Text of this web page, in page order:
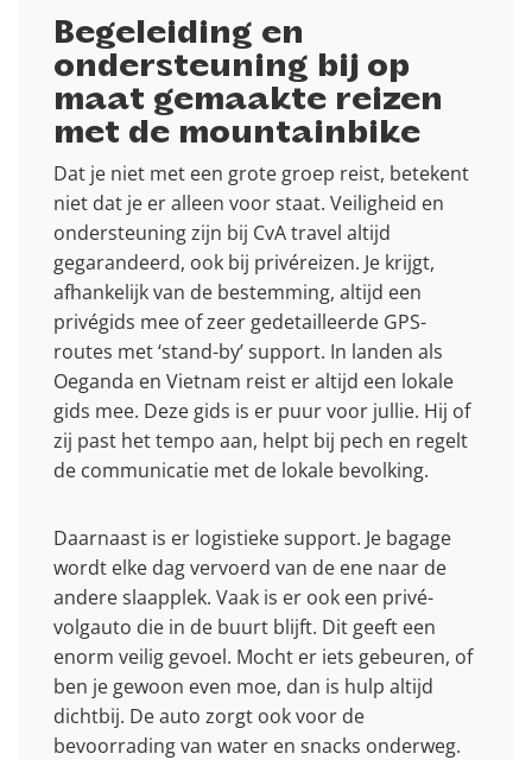
Begeleiding en
ondersteuning bij op
maat gemaakte reizen
met de mountainbike
Dat je niet met een grote groep reist, betekent
niet dat je er alleen voor staat. Veiligheid en
ondersteuning zijn bij CvA travel altijd
gegarandeerd, ook bij privéreizen. Je krijgt,
afhankelijk van de bestemming, altijd een
privégids mee of zeer gedetailleerde GPS-
routes met ‘stand-by’ support. In landen als
Oeganda en Vietnam reist er altijd een lokale
gids mee. Deze gids is er puur voor jullie. Hij of
zij past het tempo aan, helpt bij pech en regelt
de communicatie met de lokale bevolking.
Daarnaast is er logistieke support. Je bagage
wordt elke dag vervoerd van de ene naar de
andere slaapplek. Vaak is er ook een privé-
volgauto die in de buurt blijft. Dit geeft een
enorm veilig gevoel. Mocht er iets gebeuren, of
ben je gewoon even moe, dan is hulp altijd
dichtbij. De auto zorgt ook voor de
bevoorrading van water en snacks onderweg.